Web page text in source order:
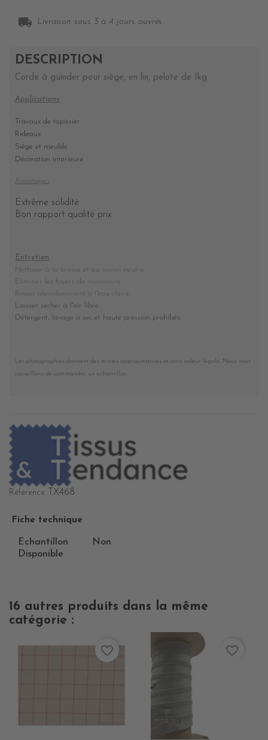
local_shipping Livraison sous 3 à 4 jours ouvrés.
DESCRIPTION
Corde à guinder pour siège, en lin, pelote de 1kg.
Applications
Travaux de tapissier
Rideaux
Siège et meuble
Décoration intérieure
Avantages
Extrême solidité
Bon rapport qualité prix
Entretien
Nettoyer à la brosse et au savon neutre.
Eliminer les foyers de moisissure.
Rincer abondamment à l'eau claire.
Laisser sécher à l'air libre.
Détergent, lavage à sec et haute pression prohibés
Les photographies donnent des teintes approximatives et sans valeur légale. Nous vous
conseillons de commander un echantillon.
Référence TX468
Fiche technique
Echantillon
Disponible
Non
16 autres produits dans la même
catégorie :
favorite_border favorite_border